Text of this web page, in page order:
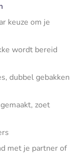
keuze om je
wordt bereid
dubbel gebakken
zoet
met je partner of